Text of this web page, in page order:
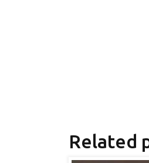
Related